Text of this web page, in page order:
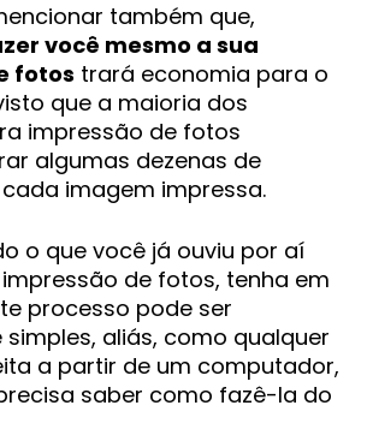
também que,
você mesmo a sua
fotos trará economia para o
que a maioria dos
impressão de fotos
algumas dezenas de
imagem impressa.
o que você já ouviu por aí
de fotos, tenha em
processo pode ser
aliás, como qualquer
a partir de um computador,
saber como fazê-la do